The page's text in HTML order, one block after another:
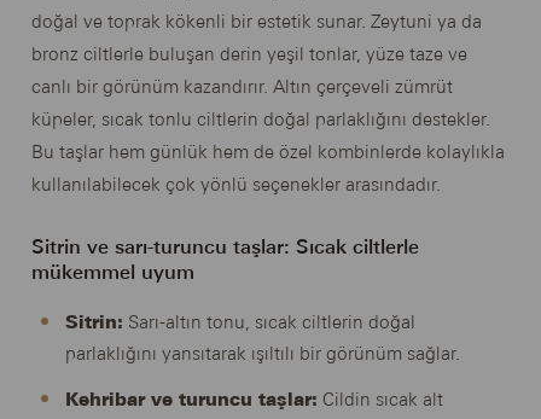
doğal ve toprak kökenli bir estetik sunar. Zeytuni ya da
bronz ciltlerle buluşan derin yeşil tonlar, yüze taze ve
canlı bir görünüm kazandırır. Altın çerçeveli zümrüt
küpeler, sıcak tonlu ciltlerin doğal parlaklığını destekler.
Bu taşlar hem günlük hem de özel kombinlerde kolaylıkla
kullanılabilecek çok yönlü seçenekler arasındadır.
Sitrin ve sarı-turuncu taşlar: Sıcak ciltlerle
mükemmel uyum
Sitrin: Sarı-altın tonu, sıcak ciltlerin doğal
parlaklığını yansıtarak ışıltılı bir görünüm sağlar.
Kehribar ve turuncu taşlar: Cildin sıcak alt